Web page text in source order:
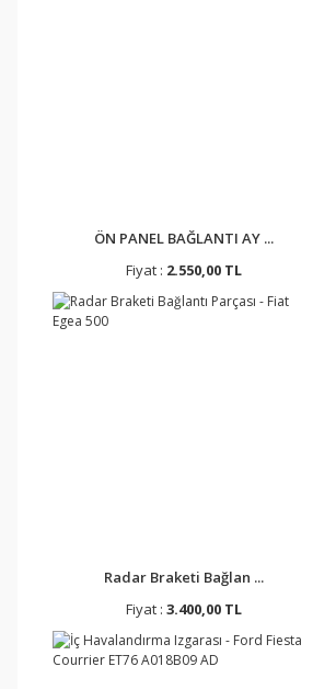
ÖN PANEL BAĞLANTI AY ...
Fiyat : 2.550,00 TL
Radar Braketi Bağlan ...
Fiyat : 3.400,00 TL